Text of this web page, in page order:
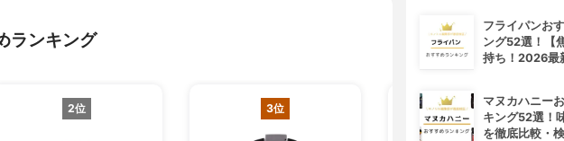
ランキング
2位 3位 4位
フライパンお
ング52選！【
持ち！2026最
マヌカハニー
キング52選！
を徹底比較・